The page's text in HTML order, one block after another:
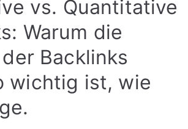
vs. Quantitative
Warum die
Backlinks
wichtig ist, wie